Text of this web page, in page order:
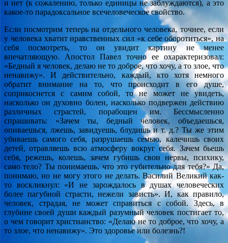
и нет (к сожалению, только единицы не заблуждаются), а это
какое-то парадоксальное всечеловеческое свойство.
Если посмотрим теперь на отдельного человека, точнее, если
у человека хватит нравственных сил «к себе оборотиться», на
себя посмотреть, то он увидит картину не менее
впечатляющую. Апостол Павел точно ее охарактеризовал:
«Бедный я человек, делаю не то доброе, что хочу, а то злое, что
ненавижу». И действительно, каждый, кто хотя немного
обратит внимание на то, что происходит в его душе,
соприкоснется с самим собой, то не может не увидеть,
насколько он духовно болен, насколько подвержен действию
различных страстей, порабощен им. Бессмысленно
спрашивать: «Зачем ты, бедный человек, объедаешься,
опиваешься, лжешь, завидуешь, блудишь и т. д.? Ты же этим
убиваешь самого себя, разрушаешь семью, калечишь своих
детей, отравляешь всю атмосферу вокруг себя. Зачем бьешь
себя, режешь, колешь, зачем губишь свои нервы, психику,
само тело? Ты понимаешь, что это губительно для тебя?» Да,
понимаю, но не могу этого не делать. Василий Великий как-
то воскликнул: «И не зарождалось в душах человеческих
более пагубной страсти, нежели зависть». И, как правило,
человек, страдая, не может справиться с собой. Здесь, в
глубине своей души каждый разумный человек постигает то,
о чем говорит христианство: «Делаю не то доброе, что хочу, а
то злое, что ненавижу». Это здоровье или болезнь?!